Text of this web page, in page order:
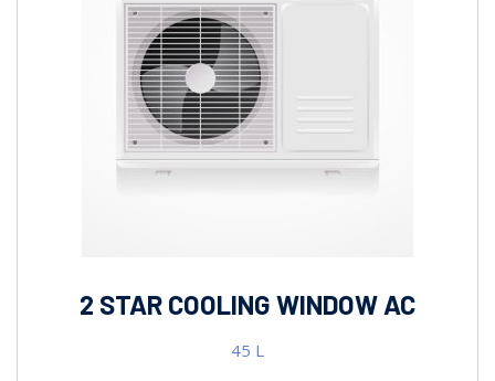
2 STAR COOLING WINDOW AC
45 L